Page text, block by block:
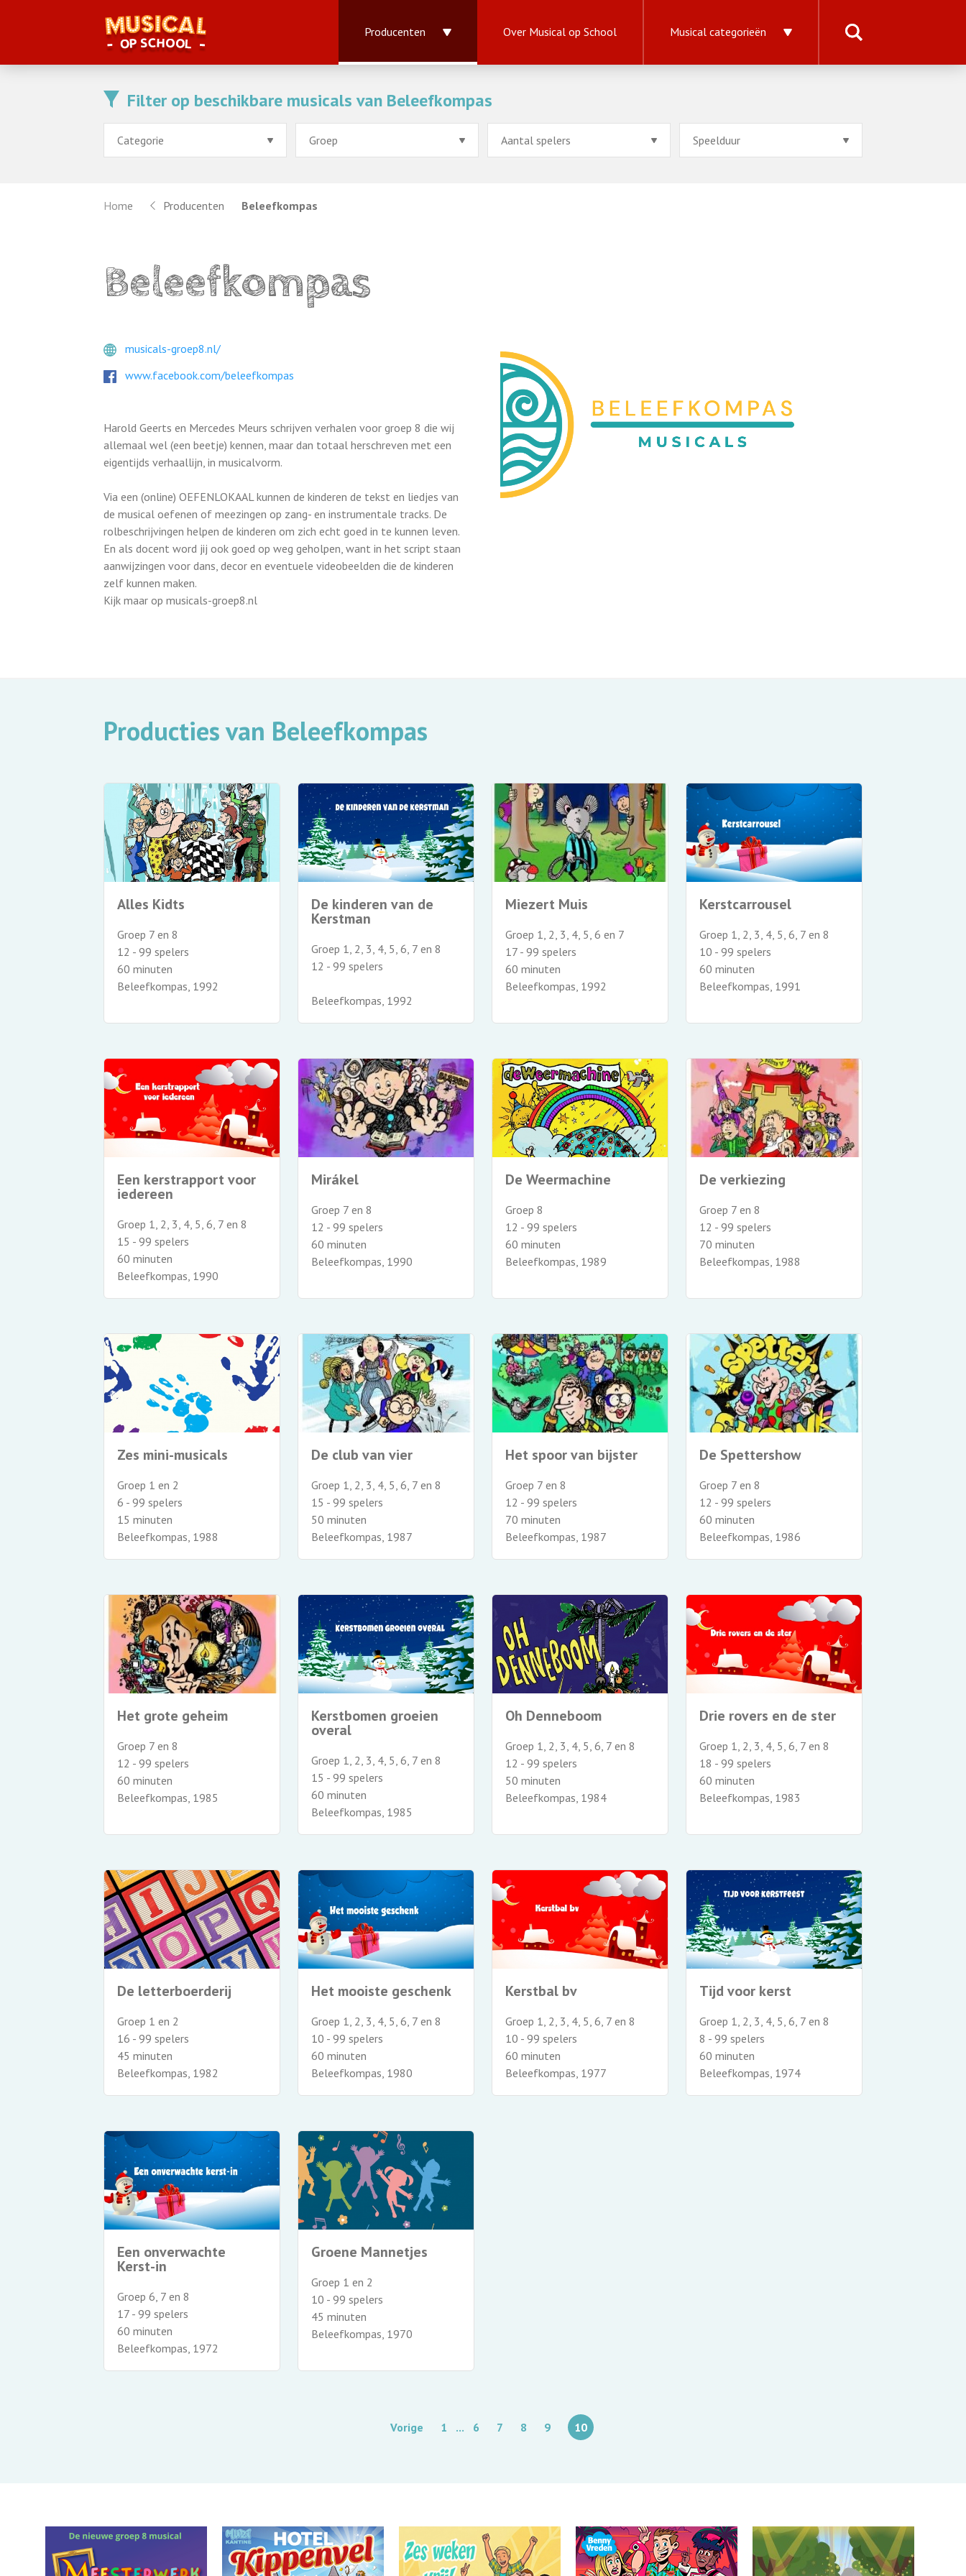
Producenten Over Musical op School Musical categorieën
Filter op beschikbare musicals van Beleefkompas
Home Producenten Beleefkompas
Beleefkompas
musicals-groep8.nl/
www.facebook.com/beleefkompas
Harold Geerts en Mercedes Meurs schrijven verhalen voor groep 8 die wij
allemaal wel (een beetje) kennen, maar dan totaal herschreven met een
eigentijds verhaallijn, in musicalvorm.
Via een (online) OEFENLOKAAL kunnen de kinderen de tekst en liedjes van
de musical oefenen of meezingen op zang- en instrumentale tracks. De
rolbeschrijvingen helpen de kinderen om zich echt goed in te kunnen leven.
En als docent word jij ook goed op weg geholpen, want in het script staan
aanwijzingen voor dans, decor en eventuele videobeelden die de kinderen
zelf kunnen maken.
Kijk maar op musicals-groep8.nl
Producties van Beleefkompas
Alles Kidts
Groep 7 en 8
12 - 99 spelers
60 minuten
Beleefkompas, 1992
De kinderen van de
Kerstman
Groep 1, 2, 3, 4, 5, 6, 7 en 8
12 - 99 spelers
Beleefkompas, 1992
Miezert Muis
Groep 1, 2, 3, 4, 5, 6 en 7
17 - 99 spelers
60 minuten
Beleefkompas, 1992
Kerstcarrousel
Groep 1, 2, 3, 4, 5, 6, 7 en 8
10 - 99 spelers
60 minuten
Beleefkompas, 1991
Een kerstrapport voor
iedereen
Groep 1, 2, 3, 4, 5, 6, 7 en 8
15 - 99 spelers
60 minuten
Beleefkompas, 1990
Mirákel
Groep 7 en 8
12 - 99 spelers
60 minuten
Beleefkompas, 1990
De Weermachine
Groep 8
12 - 99 spelers
60 minuten
Beleefkompas, 1989
De verkiezing
Groep 7 en 8
12 - 99 spelers
70 minuten
Beleefkompas, 1988
Zes mini-musicals
Groep 1 en 2
6 - 99 spelers
15 minuten
Beleefkompas, 1988
De club van vier
Groep 1, 2, 3, 4, 5, 6, 7 en 8
15 - 99 spelers
50 minuten
Beleefkompas, 1987
Het spoor van bijster
Groep 7 en 8
12 - 99 spelers
70 minuten
Beleefkompas, 1987
De Spettershow
Groep 7 en 8
12 - 99 spelers
60 minuten
Beleefkompas, 1986
Het grote geheim
Groep 7 en 8
12 - 99 spelers
60 minuten
Beleefkompas, 1985
Kerstbomen groeien
overal
Groep 1, 2, 3, 4, 5, 6, 7 en 8
15 - 99 spelers
60 minuten
Beleefkompas, 1985
Oh Denneboom
Groep 1, 2, 3, 4, 5, 6, 7 en 8
12 - 99 spelers
50 minuten
Beleefkompas, 1984
Drie rovers en de ster
Groep 1, 2, 3, 4, 5, 6, 7 en 8
18 - 99 spelers
60 minuten
Beleefkompas, 1983
De letterboerderij
Groep 1 en 2
16 - 99 spelers
45 minuten
Beleefkompas, 1982
Het mooiste geschenk
Groep 1, 2, 3, 4, 5, 6, 7 en 8
10 - 99 spelers
60 minuten
Beleefkompas, 1980
Kerstbal bv
Groep 1, 2, 3, 4, 5, 6, 7 en 8
10 - 99 spelers
60 minuten
Beleefkompas, 1977
Tijd voor kerst
Groep 1, 2, 3, 4, 5, 6, 7 en 8
8 - 99 spelers
60 minuten
Beleefkompas, 1974
Een onverwachte
Kerst-in
Groep 6, 7 en 8
17 - 99 spelers
60 minuten
Beleefkompas, 1972
Groene Mannetjes
Groep 1 en 2
10 - 99 spelers
45 minuten
Beleefkompas, 1970
Vorige 1 ... 6 7 8 9 10